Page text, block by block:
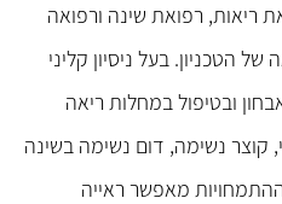
ריאות, רפואת שינה ורפואה
הטכניון. בעל ניסיון קליני
ובטיפול במחלות ריאה
קוצר נשימה, דום נשימה בשינה
ההתמחויות מאפשר ראייה